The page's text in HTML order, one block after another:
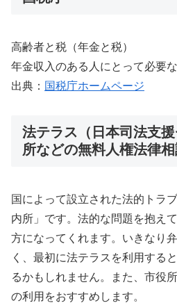
高齢者と税（年金と税）
年金収入のある人にとって必要
出典： 国税庁ホームページ
法テラス（日本司法支
所などの無料人権法律
国によって設立された法的トラ
内所」です。法的な問題を抱え
方になってくれます。いきなり
く、最初に法テラスを利用する
るかもしれません。また、市役
の利用をおすすめします。